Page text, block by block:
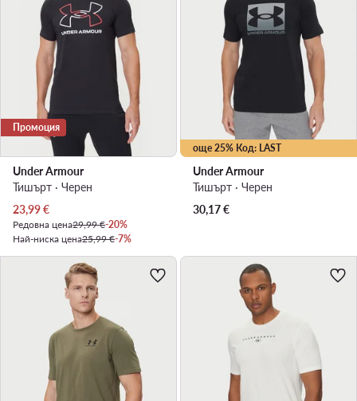
Промоция
Under Armour
Тишърт · Черен
Актуална цена
23,99€
Редовна цена29,99 €-20%
Най-ниска цена25,99 €-7%
още 25% Код: LAST
Under Armour
Тишърт · Черен
30,17€